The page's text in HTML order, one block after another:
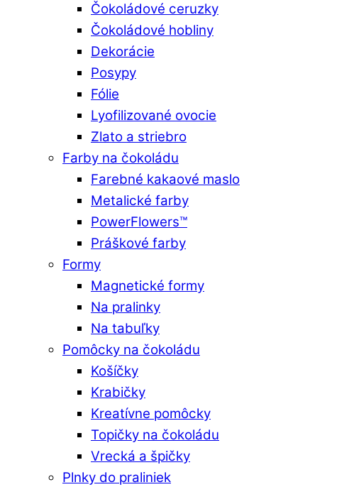
Čokoládové ceruzky
Čokoládové hobliny
Dekorácie
Posypy
Fólie
Lyofilizované ovocie
Zlato a striebro
Farby na čokoládu
Farebné kakaové maslo
Metalické farby
PowerFlowers™
Práškové farby
Formy
Magnetické formy
Na pralinky
Na tabuľky
Pomôcky na čokoládu
Košíčky
Krabičky
Kreatívne pomôcky
Topičky na čokoládu
Vrecká a špičky
Plnky do praliniek